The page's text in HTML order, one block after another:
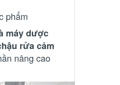
phẩm
máy dược
rửa cảm
nâng cao